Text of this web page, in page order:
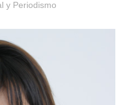
y Periodismo